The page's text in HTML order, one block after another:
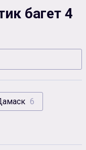
багет 4
6